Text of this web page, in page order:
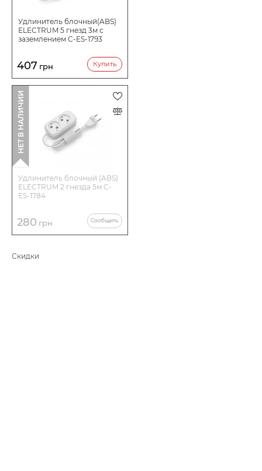
Удлинитель блочный(ABS)
ELECTRUM 5 гнезд 3м с
заземлением C-ES-1793
407 грн Купить
Удлинитель блочный (ABS)
ELECTRUM 2 гнезда 5м C-
ES-1784
280 грн Сообщить
НЕТ В НАЛИЧИИ
Скидки
ДОПУСТИМАЯ НАГРУЗКА
НАПРЯЖЕНИЕ В